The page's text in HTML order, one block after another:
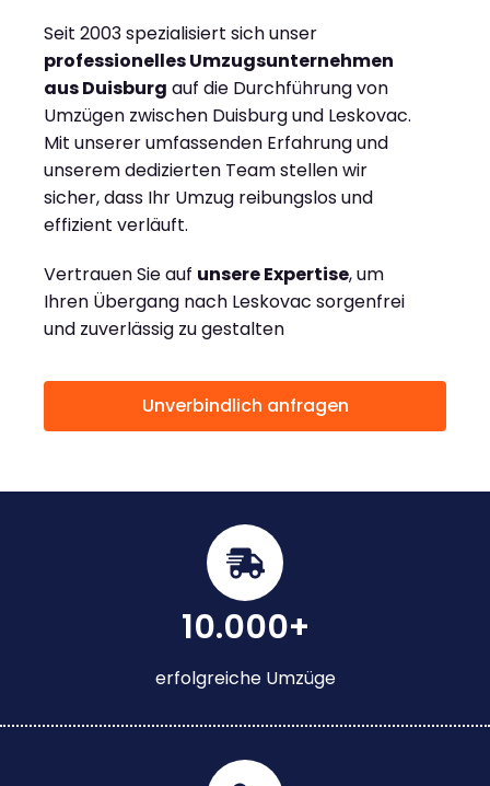
Seit 2003 spezialisiert sich unser
professionelles Umzugsunternehmen
aus Duisburg auf die Durchführung von
Umzügen zwischen Duisburg und Leskovac.
Mit unserer umfassenden Erfahrung und
unserem dedizierten Team stellen wir
sicher, dass Ihr Umzug reibungslos und
effizient verläuft.
Vertrauen Sie auf unsere Expertise, um
Ihren Übergang nach Leskovac sorgenfrei
und zuverlässig zu gestalten
Unverbindlich anfragen
10.000+
erfolgreiche Umzüge